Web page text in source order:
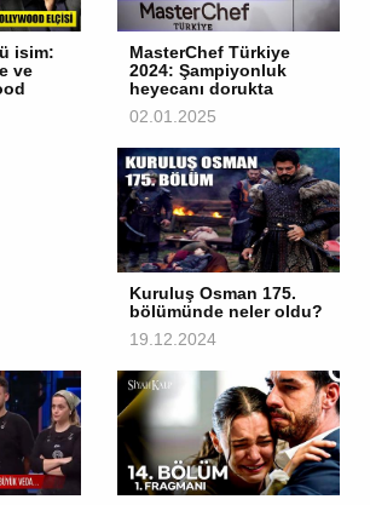
isim:
ve
MasterChef Türkiye
2024: Şampiyonluk
heyecanı dorukta
02.01.2025
Kuruluş Osman 175.
bölümünde neler oldu?
19.12.2024